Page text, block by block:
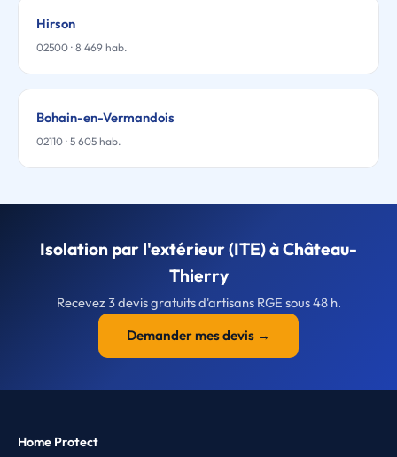
Hirson
02500 · 8 469 hab.
Bohain-en-Vermandois
02110 · 5 605 hab.
Isolation par l'extérieur (ITE) à Château-
Thierry
Recevez 3 devis gratuits d'artisans RGE sous 48 h.
Demander mes devis →
Home Protect